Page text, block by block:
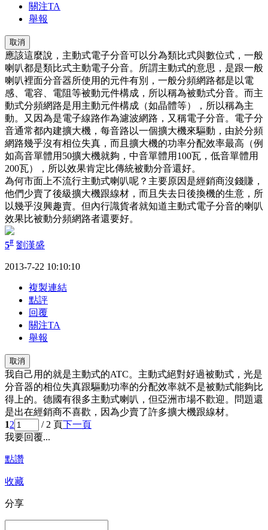
關注TA
舉報
取消
應該這麼說，主動式電子分音可以分為類比式與數位式，一般
喇叭都是類比式主動電子分音。所謂主動式的意思，是跟一般
喇叭裡面分音器所使用的元件有別，一般分頻網路都是以電
感、電容、電阻等被動元件構成，所以稱為被動式分音。而主
動式分頻網路是用主動元件構成（如晶體等），所以稱為主
動。又因為是電子線路作為濾波網路，又稱電子分音。電子分
音通常都內建擴大機，每音路以一個擴大機來驅動，由於分頻
網路幾乎沒有相位失真，而且擴大機的功率分配效率最高（例
如高音單體用50擴大機就夠，中音單體用100瓦，低音單體用
200瓦），所以效果肯定比傳統被動分音還好。
為何市面上不流行主動式喇叭呢？主要原因是經銷商沒錢賺，
他們少賣了後級擴大機跟線材，而且失去日後換機的生意，所
以幾乎沒興趣賣。但內行識貨者就知道主動式電子分音的喇叭
效果比被動分頻網路者還要好。
5# 劉漢盛
2013-7-22 10:10:10
複製連結
點評
回覆
關注TA
舉報
取消
我自己用的就是主動式的ATC。主動式絕對好過被動式，光是
分音器的相位失真跟驅動功率的分配效率就不是被動式能夠比
得上的。德國有很多主動式喇叭，但亞洲市場不歡迎。問題還
是出在經銷商不喜歡，因為少賣了許多擴大機跟線材。
12 / 2 頁下一頁
我要回覆...
點讚
收藏
分享